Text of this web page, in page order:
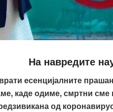
На навредите
есенцијалните
каде одиме, смртни
од